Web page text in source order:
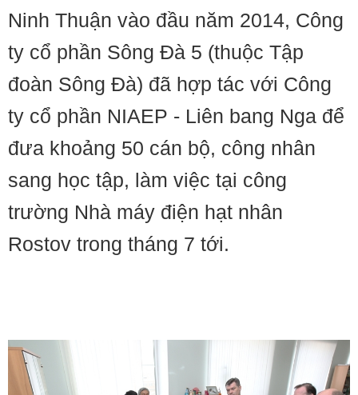
Ninh Thuận vào đầu năm 2014, Công
ty cổ phần Sông Đà 5 (thuộc Tập
đoàn Sông Đà) đã hợp tác với Công
ty cổ phần NIAEP - Liên bang Nga để
đưa khoảng 50 cán bộ, công nhân
sang học tập, làm việc tại công
trường Nhà máy điện hạt nhân
Rostov trong tháng 7 tới.